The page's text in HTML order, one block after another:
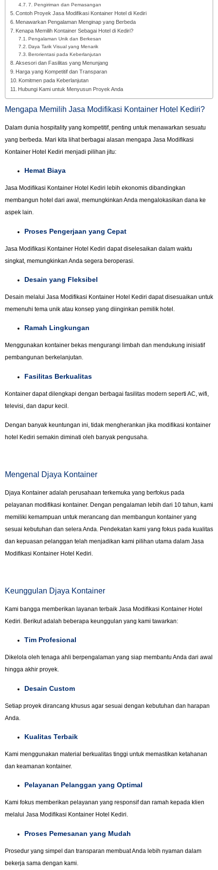
7. Pengiriman dan Pemasangan
Contoh Proyek Jasa Modifikasi Kontainer Hotel di Kediri
Menawarkan Pengalaman Menginap yang Berbeda
Kenapa Memilih Kontainer Sebagai Hotel di Kediri?
Pengalaman Unik dan Berkesan
Daya Tarik Visual yang Menarik
Berorientasi pada Keberlanjutan
Aksesori dan Fasilitas yang Menunjang
Harga yang Kompetitif dan Transparan
Komitmen pada Keberlanjutan
Hubungi Kami untuk Menyusun Proyek Anda
Mengapa Memilih Jasa Modifikasi Kontainer Hotel Kediri?
Dalam dunia hospitality yang kompetitif, penting untuk menawarkan sesuatu
yang berbeda. Mari kita lihat berbagai alasan mengapa Jasa Modifikasi
Kontainer Hotel Kediri menjadi pilihan jitu:
Hemat Biaya
Jasa Modifikasi Kontainer Hotel Kediri lebih ekonomis dibandingkan
membangun hotel dari awal, memungkinkan Anda mengalokasikan dana ke
aspek lain.
Proses Pengerjaan yang Cepat
Jasa Modifikasi Kontainer Hotel Kediri dapat diselesaikan dalam waktu
singkat, memungkinkan Anda segera beroperasi.
Desain yang Fleksibel
Desain melalui Jasa Modifikasi Kontainer Hotel Kediri dapat disesuaikan untuk
memenuhi tema unik atau konsep yang diinginkan pemilik hotel.
Ramah Lingkungan
Menggunakan kontainer bekas mengurangi limbah dan mendukung inisiatif
pembangunan berkelanjutan.
Fasilitas Berkualitas
Kontainer dapat dilengkapi dengan berbagai fasilitas modern seperti AC, wifi,
televisi, dan dapur kecil.
Dengan banyak keuntungan ini, tidak mengherankan jika modifikasi kontainer
hotel Kediri semakin diminati oleh banyak pengusaha.
Mengenal Djaya Kontainer
Djaya Kontainer adalah perusahaan terkemuka yang berfokus pada
pelayanan modifikasi kontainer. Dengan pengalaman lebih dari 10 tahun, kami
memiliki kemampuan untuk merancang dan membangun kontainer yang
sesuai kebutuhan dan selera Anda. Pendekatan kami yang fokus pada kualitas
dan kepuasan pelanggan telah menjadikan kami pilihan utama dalam Jasa
Modifikasi Kontainer Hotel Kediri.
Keunggulan Djaya Kontainer
Kami bangga memberikan layanan terbaik Jasa Modifikasi Kontainer Hotel
Kediri. Berikut adalah beberapa keunggulan yang kami tawarkan:
Tim Profesional
Dikelola oleh tenaga ahli berpengalaman yang siap membantu Anda dari awal
hingga akhir proyek.
Desain Custom
Setiap proyek dirancang khusus agar sesuai dengan kebutuhan dan harapan
Anda.
Kualitas Terbaik
Kami menggunakan material berkualitas tinggi untuk memastikan ketahanan
dan keamanan kontainer.
Pelayanan Pelanggan yang Optimal
Kami fokus memberikan pelayanan yang responsif dan ramah kepada klien
melalui Jasa Modifikasi Kontainer Hotel Kediri.
Proses Pemesanan yang Mudah
Prosedur yang simpel dan transparan membuat Anda lebih nyaman dalam
bekerja sama dengan kami.